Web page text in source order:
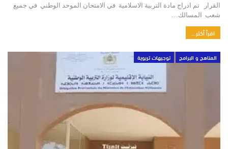
القرار تم ادراج مادة التربية الاسلامية في الامتحان الموحد الوطني في جميع
شعب المسالك…
اقرأ أكثر...
المناهج و البرامج توجيهات تربوية